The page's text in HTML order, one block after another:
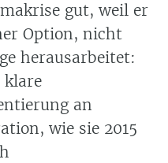
gut, weil er
Option, nicht
herausarbeitet:
klare
an
wie sie 2015